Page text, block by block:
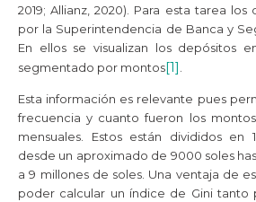
2019; Allianz, 2020). Para esta tarea
por la Superintendencia de Banca y
En ellos se visualizan los depósitos
segmentado por montos[1]
Esta información es relevante pues
frecuencia y cuanto fueron los
mensuales. Estos están divididos en
desde un aproximado de 9000 soles
a 9 millones de soles. Una ventaja de
poder calcular un índice de Gini tanto